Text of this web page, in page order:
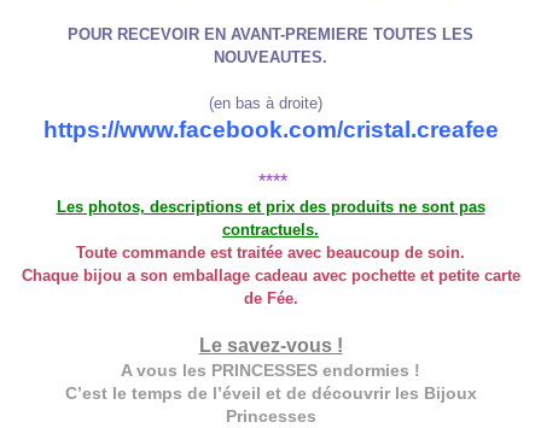
POUR RECEVOIR EN AVANT-PREMIERE TOUTES LES
NOUVEAUTES.
(en bas à droite)
https://www.facebook.com/cristal.creafee
****
Les photos, descriptions et prix des produits ne sont pas
contractuels.
Toute commande est traitée avec beaucoup de soin.
Chaque bijou a son emballage cadeau avec pochette et petite carte
de Fée.
Le savez-vous !
A vous les PRINCESSES endormies !
C’est le temps de l’éveil et de découvrir les Bijoux
Princesses